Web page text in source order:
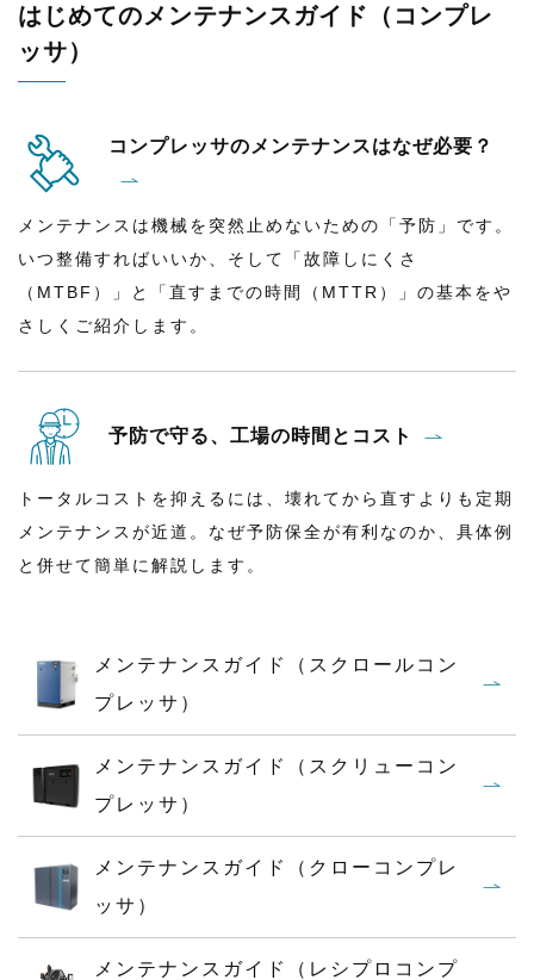
はじめてのメンテナンスガイド（コンプレ
ッサ）
コンプレッサのメンテナンスはなぜ必要？
メンテナンスは機械を突然止めないための「予防」です。
いつ整備すればいいか、そして「故障しにくさ
（MTBF）」と「直すまでの時間（MTTR）」の基本をや
さしくご紹介します。
予防で守る、工場の時間とコスト
トータルコストを抑えるには、壊れてから直すよりも定期
メンテナンスが近道。なぜ予防保全が有利なのか、具体例
と併せて簡単に解説します。
メンテナンスガイド（スクロールコン
プレッサ）
メンテナンスガイド（スクリューコン
プレッサ）
メンテナンスガイド（クローコンプレ
ッサ）
メンテナンスガイド（レシプロコンプ